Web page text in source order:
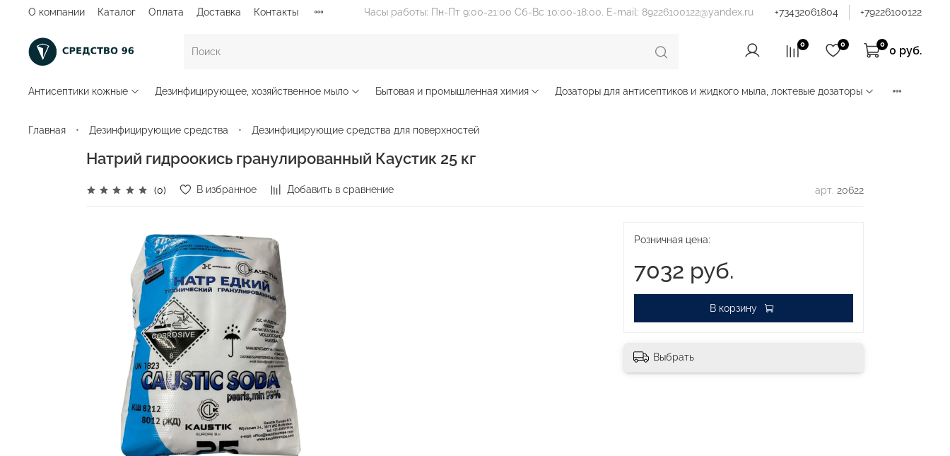
О компании Каталог Оплата Доставка Контакты Часы работы: Пн-Пт 9:00-21:00 Сб-Вс 10:00-18:00. E-mail: 89226100122@yandex.ru +73432061804 +79226100122
0 0 0
0 руб.
Антисептики кожные Дезинфицирующее, хозяйственное мыло Бытовая и промышленная химия Дозаторы для антисептиков и жидкого мыла, локтевые дозаторы
Главная Дезинфицирующие средства Дезинфицирующие средства для поверхностей
Натрий гидроокись гранулированный Каустик 25 кг
(0) В избранное Добавить в сравнение арт. 20622
Розничная цена:
7032 руб.
В корзину
Выбрать